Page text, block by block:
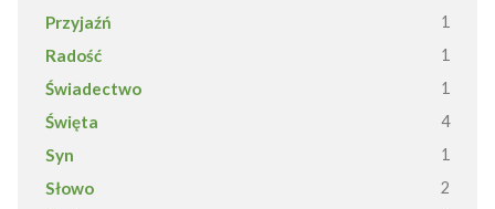
Przyjaźń 1
Radość 1
Świadectwo 1
Święta 4
Syn 1
Słowo 2